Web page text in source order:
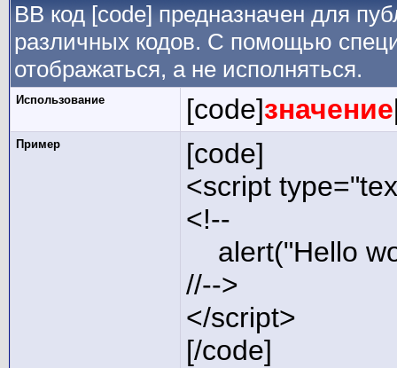
BB код [code] предназначен для
различных кодов. С помощью
отображаться, а не исполняться.
Использование [code]значение
Пример
[code]
<script
<!--
alert("Hello
//-->
</script>
[/code]